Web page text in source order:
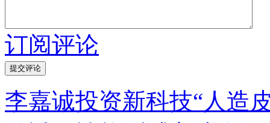
订阅评论
李嘉诚投资新科技“人造